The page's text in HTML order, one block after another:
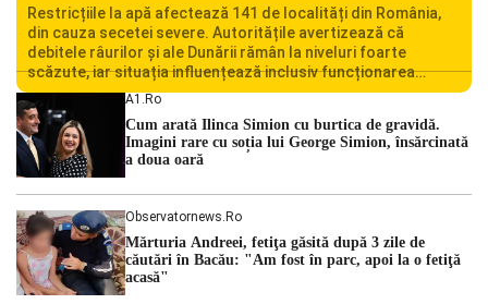
Restricțiile la apă afectează 141 de localități din România,
din cauza secetei severe. Autoritățile avertizează că
debitele râurilor și ale Dunării rămân la niveluri foarte
scăzute, iar situația influențează inclusiv funcționarea
Centralei Nucleare de la Cernavodă. România se confruntă
cu una dintre cele mai dificile perioade din punct de vedere
hidrologic din ultimii ani. Lipsa […]
A1.ro
Cum arată Ilinca Simion cu burtica de gravidă.
Imagini rare cu soția lui George Simion, însărcinată
a doua oară
Observatornews.ro
Mărturia Andreei, fetiţa găsită după 3 zile de
căutări în Bacău: "Am fost în parc, apoi la o fetiţă
acasă"